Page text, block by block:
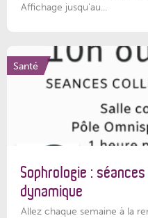
Affichage jusqu'au...
Santé
Sophrologie :
dynamique
Allez chaque semaine à la